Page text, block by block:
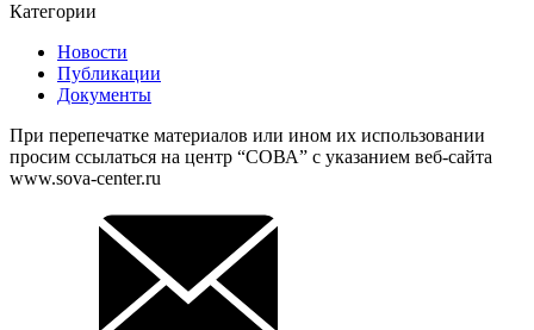
Категории
Новости
Публикации
Документы
При перепечатке материалов или ином их использовании
просим ссылаться на центр “СОВА” с указанием веб-сайта
www.sova-center.ru